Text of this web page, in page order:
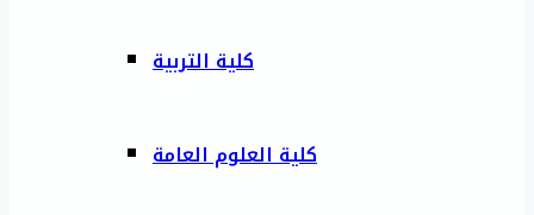
كلية التربية
كلية العلوم العامة